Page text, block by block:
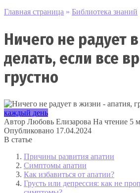
Главная страница » Библиотека знаний
Ничего не радует
делать, если все
грустно
каждый день
Автор Любовь Елизарова На чтение 5
Опубликовано 17.04.2024
В статье
Причины развития апатии
Симптомы апатии
Как избавиться от апатии?
Грусть или депрессия: как не